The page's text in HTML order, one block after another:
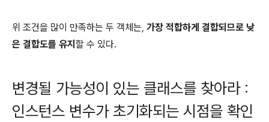
위 조건을 많이 만족하는 두 객체는, 가장 적합하게 결합되므로 낮
은 결합도를 유지 할 수 있다.
변경될 가능성이 있는 클래스를 찾아라 :
인스턴스 변수가 초기화되는 시점을 확인